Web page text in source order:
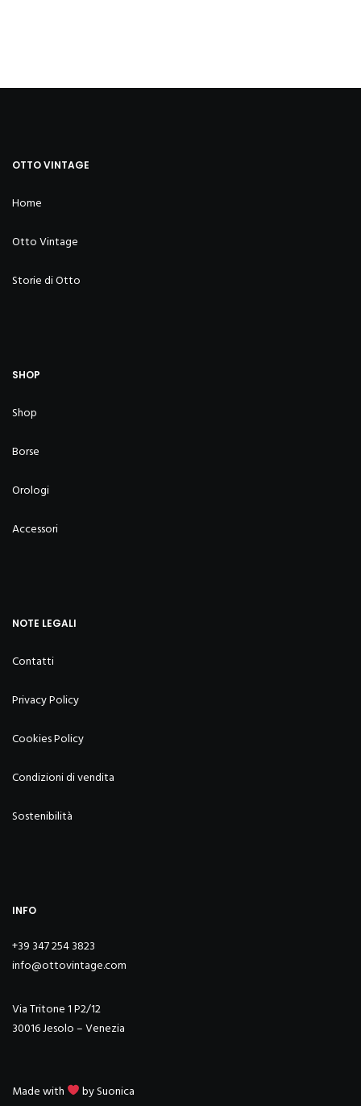
OTTO VINTAGE
Home
Otto Vintage
Storie di Otto
SHOP
Shop
Borse
Orologi
Accessori
NOTE LEGALI
Contatti
Privacy Policy
Cookies Policy
Condizioni di vendita
Sostenibilità
INFO
+39 347 254 3823
info@ottovintage.com
Via Tritone 1 P2/12
30016 Jesolo – Venezia
Made with bySuonica